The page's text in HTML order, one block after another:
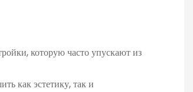
которую часто упускают из
как эстетику, так и